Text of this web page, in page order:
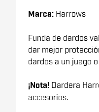
Marca: Harrows
Funda de dardos
dar mejor
dardos a un juego
¡Nota! Dardera
accesorios.